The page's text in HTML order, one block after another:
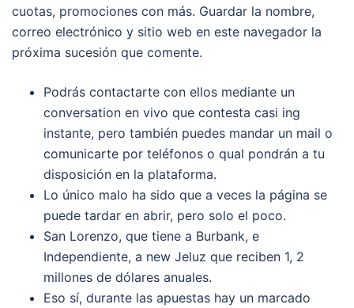
cuotas, promociones con más. Guardar la nombre,
correo electrónico y sitio web en este navegador la
próxima sucesión que comente.
Podrás contactarte con ellos mediante un
conversation en vivo que contesta casi ing
instante, pero también puedes mandar un mail o
comunicarte por teléfonos o qual pondrán a tu
disposición en la plataforma.
Lo único malo ha sido que a veces la página se
puede tardar en abrir, pero solo el poco.
San Lorenzo, que tiene a Burbank, e
Independiente, a new Jeluz que reciben 1, 2
millones de dólares anuales.
Eso sí, durante las apuestas hay un marcado